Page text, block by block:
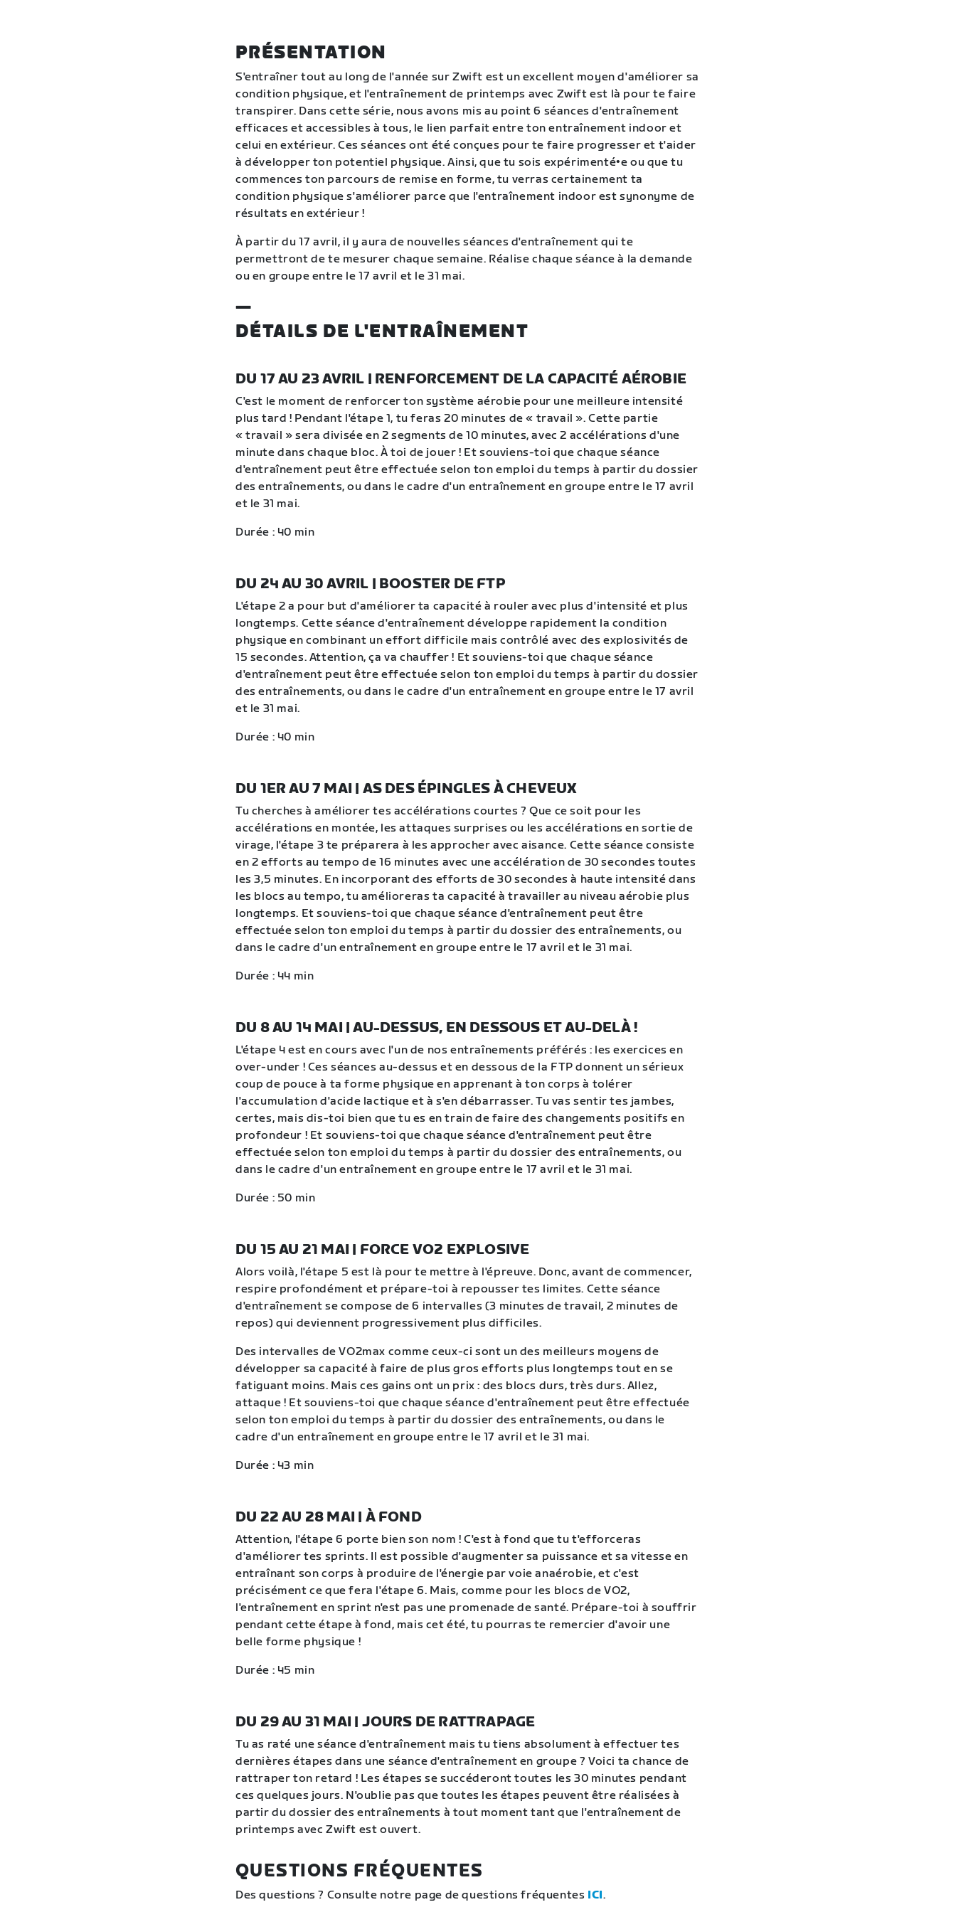
PRÉSENTATION
S'entraîner tout au long de l'année sur Zwift est un excellent moyen d'améliorer sa
condition physique, et l'entraînement de printemps avec Zwift est là pour te faire
transpirer. Dans cette série, nous avons mis au point 6 séances d'entraînement
efficaces et accessibles à tous, le lien parfait entre ton entraînement indoor et
celui en extérieur. Ces séances ont été conçues pour te faire progresser et t'aider
à développer ton potentiel physique. Ainsi, que tu sois expérimenté•e ou que tu
commences ton parcours de remise en forme, tu verras certainement ta
condition physique s'améliorer parce que l'entraînement indoor est synonyme de
résultats en extérieur !
À partir du 17 avril, il y aura de nouvelles séances d'entraînement qui te
permettront de te mesurer chaque semaine. Réalise chaque séance à la demande
ou en groupe entre le 17 avril et le 31 mai.
—
DÉTAILS DE L'ENTRAÎNEMENT
DU 17 AU 23 AVRIL | RENFORCEMENT DE LA CAPACITÉ AÉROBIE
C'est le moment de renforcer ton système aérobie pour une meilleure intensité
plus tard ! Pendant l'étape 1, tu feras 20 minutes de « travail ». Cette partie
« travail » sera divisée en 2 segments de 10 minutes, avec 2 accélérations d'une
minute dans chaque bloc. À toi de jouer ! Et souviens-toi que chaque séance
d'entraînement peut être effectuée selon ton emploi du temps à partir du dossier
des entraînements, ou dans le cadre d'un entraînement en groupe entre le 17 avril
et le 31 mai.
Durée : 40 min
DU 24 AU 30 AVRIL | BOOSTER DE FTP
L'étape 2 a pour but d'améliorer ta capacité à rouler avec plus d'intensité et plus
longtemps. Cette séance d'entraînement développe rapidement la condition
physique en combinant un effort difficile mais contrôlé avec des explosivités de
15 secondes. Attention, ça va chauffer ! Et souviens-toi que chaque séance
d'entraînement peut être effectuée selon ton emploi du temps à partir du dossier
des entraînements, ou dans le cadre d'un entraînement en groupe entre le 17 avril
et le 31 mai.
Durée : 40 min
DU 1ER AU 7 MAI | AS DES ÉPINGLES À CHEVEUX
Tu cherches à améliorer tes accélérations courtes ? Que ce soit pour les
accélérations en montée, les attaques surprises ou les accélérations en sortie de
virage, l'étape 3 te préparera à les approcher avec aisance. Cette séance consiste
en 2 efforts au tempo de 16 minutes avec une accélération de 30 secondes toutes
les 3,5 minutes. En incorporant des efforts de 30 secondes à haute intensité dans
les blocs au tempo, tu amélioreras ta capacité à travailler au niveau aérobie plus
longtemps. Et souviens-toi que chaque séance d'entraînement peut être
effectuée selon ton emploi du temps à partir du dossier des entraînements, ou
dans le cadre d'un entraînement en groupe entre le 17 avril et le 31 mai.
Durée : 44 min
DU 8 AU 14 MAI | AU-DESSUS, EN DESSOUS ET AU-DELÀ !
L'étape 4 est en cours avec l'un de nos entraînements préférés : les exercices en
over-under ! Ces séances au-dessus et en dessous de la FTP donnent un sérieux
coup de pouce à ta forme physique en apprenant à ton corps à tolérer
l'accumulation d'acide lactique et à s'en débarrasser. Tu vas sentir tes jambes,
certes, mais dis-toi bien que tu es en train de faire des changements positifs en
profondeur ! Et souviens-toi que chaque séance d'entraînement peut être
effectuée selon ton emploi du temps à partir du dossier des entraînements, ou
dans le cadre d'un entraînement en groupe entre le 17 avril et le 31 mai.
Durée : 50 min
DU 15 AU 21 MAI | FORCE VO2 EXPLOSIVE
Alors voilà, l'étape 5 est là pour te mettre à l'épreuve. Donc, avant de commencer,
respire profondément et prépare-toi à repousser tes limites. Cette séance
d'entraînement se compose de 6 intervalles (3 minutes de travail, 2 minutes de
repos) qui deviennent progressivement plus difficiles.
Des intervalles de VO2max comme ceux-ci sont un des meilleurs moyens de
développer sa capacité à faire de plus gros efforts plus longtemps tout en se
fatiguant moins. Mais ces gains ont un prix : des blocs durs, très durs. Allez,
attaque ! Et souviens-toi que chaque séance d'entraînement peut être effectuée
selon ton emploi du temps à partir du dossier des entraînements, ou dans le
cadre d'un entraînement en groupe entre le 17 avril et le 31 mai.
Durée : 43 min
DU 22 AU 28 MAI | À FOND
Attention, l'étape 6 porte bien son nom ! C'est à fond que tu t'efforceras
d'améliorer tes sprints. Il est possible d'augmenter sa puissance et sa vitesse en
entraînant son corps à produire de l'énergie par voie anaérobie, et c'est
précisément ce que fera l'étape 6. Mais, comme pour les blocs de VO2,
l'entraînement en sprint n'est pas une promenade de santé. Prépare-toi à souffrir
pendant cette étape à fond, mais cet été, tu pourras te remercier d'avoir une
belle forme physique !
Durée : 45 min
DU 29 AU 31 MAI | JOURS DE RATTRAPAGE
Tu as raté une séance d'entraînement mais tu tiens absolument à effectuer tes
dernières étapes dans une séance d'entraînement en groupe ? Voici ta chance de
rattraper ton retard ! Les étapes se succéderont toutes les 30 minutes pendant
ces quelques jours. N'oublie pas que toutes les étapes peuvent être réalisées à
partir du dossier des entraînements à tout moment tant que l'entraînement de
printemps avec Zwift est ouvert.
QUESTIONS FRÉQUENTES
Des questions ? Consulte notre page de questions fréquentes ICI.